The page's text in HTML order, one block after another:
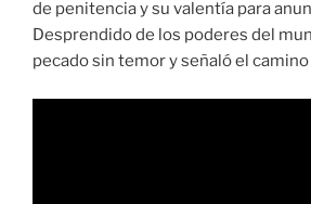
de penitencia y su valentía para
Desprendido de los poderes del
pecado sin temor y señaló el